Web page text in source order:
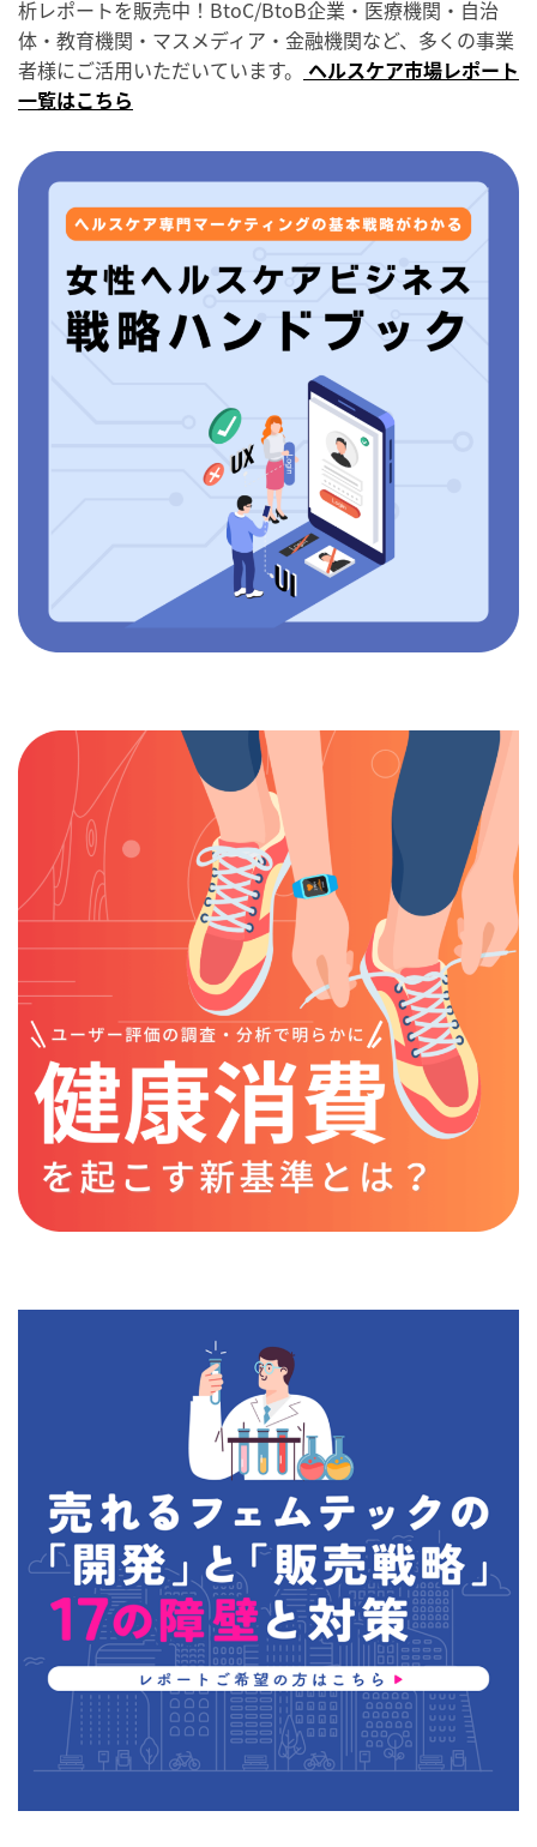
析レポートを販売中！BtoC/BtoB企業・医療機関・自治
体・教育機関・マスメディア・金融機関など、多くの事業
者様にご活用いただいています。 ヘルスケア市場レポート
一覧はこちら